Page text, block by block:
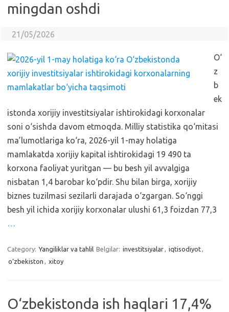
mingdan oshdi
21/05/2026
O‘
z
b
ek
istonda xorijiy investitsiyalar ishtirokidagi korxonalar
soni o‘sishda davom etmoqda. Milliy statistika qo‘mitasi
ma’lumotlariga ko‘ra, 2026-yil 1-may holatiga
mamlakatda xorijiy kapital ishtirokidagi 19 490 ta
korxona faoliyat yuritgan — bu besh yil avvalgiga
nisbatan 1,4 barobar ko‘pdir. Shu bilan birga, xorijiy
biznes tuzilmasi sezilarli darajada o‘zgargan. So‘nggi
besh yil ichida xorijiy korxonalar ulushi 61,3 foizdan 77,3
…
Category: Yangiliklar va tahlil Belgilar: investitsiyalar, iqtisodiyot,
o‘zbekiston , xitoy
O‘zbekistonda ish haqlari 17,4%